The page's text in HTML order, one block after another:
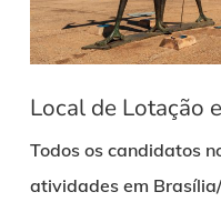
Local de Lotação
Todos os candidatos
atividades em